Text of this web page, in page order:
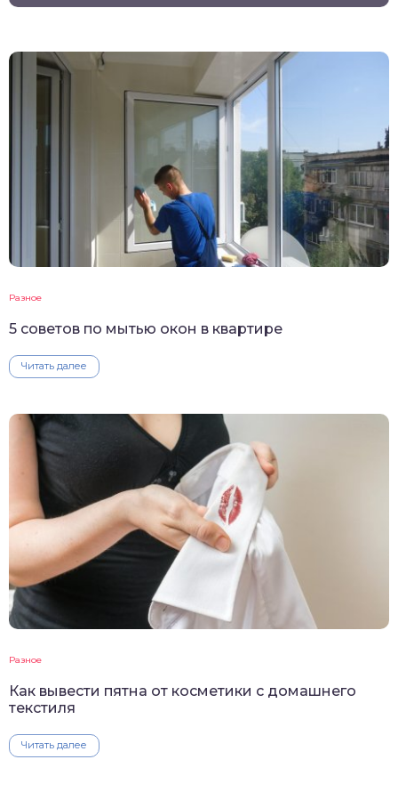
Разное
5 советов по мытью окон в квартире
Читать далее
Разное
Как вывести пятна от косметики с домашнего
текстиля
Читать далее